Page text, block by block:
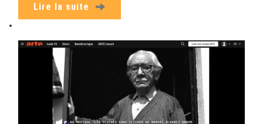
Lire la suite